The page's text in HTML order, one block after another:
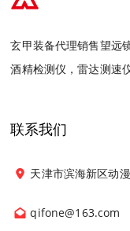
玄甲装备代理销售望远
酒精检测仪，雷达测速
联系我们
天津市滨海新区动
qifone@163.com